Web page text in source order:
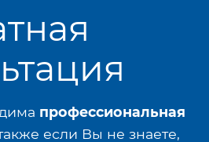
профессиональная
если Вы не знаете,